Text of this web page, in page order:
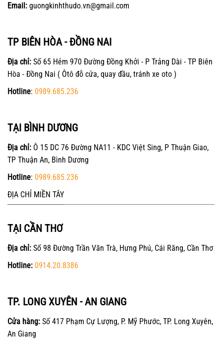
Email: guongkinhthudo.vn@gmail.com
TP BIÊN HÒA - ĐỒNG NAI
Địa chỉ: Số 65 Hẻm 970 Đường Đồng Khởi - P Trảng Dài - TP Biên
Hòa - Đồng Nai ( Ôtô đỗ cửa, quay đầu, tránh xe oto )
Hotline: 0989.685.236
TẠI BÌNH DƯƠNG
Địa chỉ: Ô 15 DC 76 Đường NA11 - KDC Việt Sing, P Thuận Giao,
TP Thuận An, Bình Dương
Hotline: 0989.685.236
ĐỊA CHỈ MIỀN TÂY
TẠI CẦN THƠ
Địa chỉ: Số 98 Đường Trần Văn Trà, Hưng Phú, Cái Răng, Cần Thơ
Hotline: 0914.20.8386
TP. LONG XUYÊN - AN GIANG
Cửa hàng: Số 417 Phạm Cự Lượng, P. Mỹ Phước, TP. Long Xuyên,
An Giang